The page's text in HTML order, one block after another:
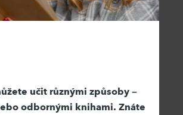
učit různými způsoby –
odbornými knihami. Znáte